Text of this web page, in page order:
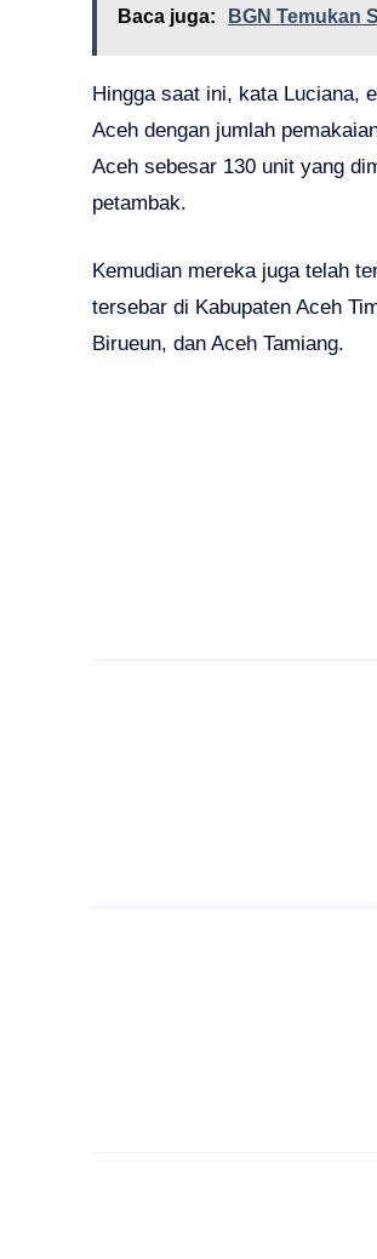
Baca juga: BGN Temukan
Hingga saat ini, kata Luciana,
Aceh dengan jumlah
Aceh sebesar 130 unit yang
petambak.
Kemudian mereka juga telah
tersebar di Kabupaten Aceh
Birueun, dan Aceh Tamiang.